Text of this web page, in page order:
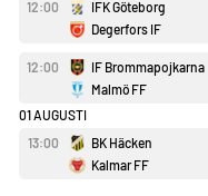
12:00 IFK Göteborg
Degerfors IF
12:00 IF Brommapojkarna
Malmö FF
01 AUGUSTI
13:00
BK Häcken
Kalmar FF